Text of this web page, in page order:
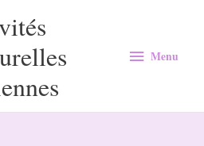
Menu
Menu